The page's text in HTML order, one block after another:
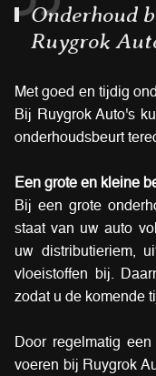
Onderhoud
Ruygrok
Met goed en tijdig
Bij Ruygrok Auto's
onderhoudsbeurt
Een grote en kleine
Bij een grote
staat van uw auto
uw distributieriem,
vloeistoffen bij.
zodat u de komende
Door regelmatig
voeren bij Ruygrok